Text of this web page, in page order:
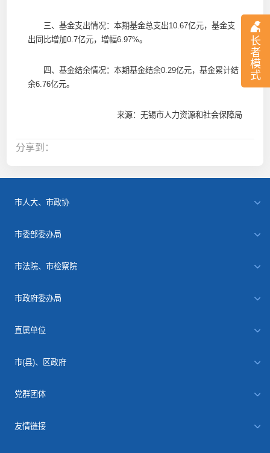
长
者
模
式
三、基金支出情况：本期基金总支出10.67亿元，基金支
出同比增加0.7亿元，增幅6.97%。
四、基金结余情况：本期基金结余0.29亿元，基金累计结
余6.76亿元。
来源：无锡市人力资源和社会保障局
分享到：
市人大、市政协
市委部委办局
市法院、市检察院
市政府委办局
直属单位
市(县)、区政府
党群团体
友情链接